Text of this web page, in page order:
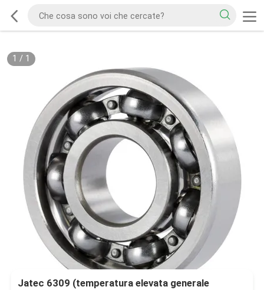
1 / 1
Jatec 6309 (temperatura elevata generale